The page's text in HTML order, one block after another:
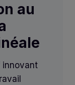
au
innovant